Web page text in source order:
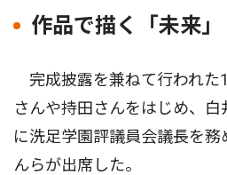
作品で描く「未来」
完成披露を兼ねて行われた
さんや持田さんをはじめ、
に洗足学園評議員会議長を
んらが出席した。